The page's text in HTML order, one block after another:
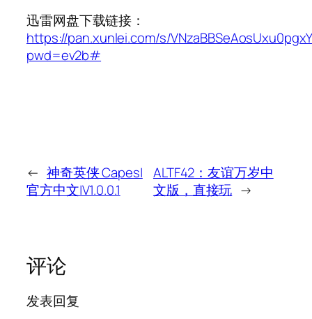
迅雷网盘下载链接：
https://pan.xunlei.com/s/
pwd=ev2b#
← 神奇英侠 Capes|
官方中文|V1.0.0.1
ALTF42：友谊万岁中
文版，直接玩 →
评论
发表回复